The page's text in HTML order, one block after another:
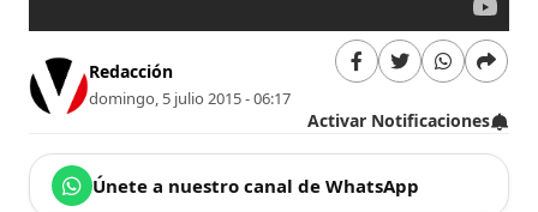
Redacción
domingo, 5 julio 2015 - 06:17
Activar Notificaciones
Únete a nuestro canal de WhatsApp